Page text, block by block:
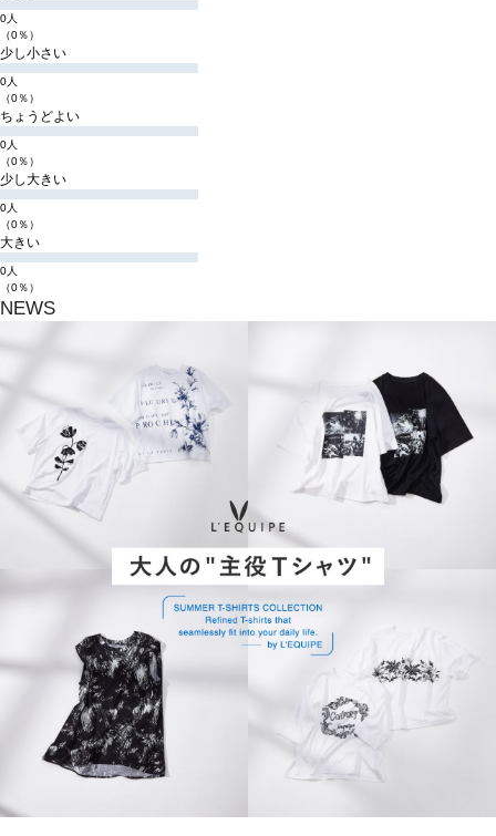
0人
（0％）
少し小さい
0人
（0％）
ちょうどよい
0人
（0％）
少し大きい
0人
（0％）
大きい
0人
（0％）
NEWS